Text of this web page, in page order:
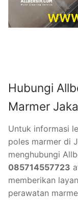
Hubungi
Marmer
Untuk informasi
poles marmer di
menghubungi
085714557723
memberikan
perawatan